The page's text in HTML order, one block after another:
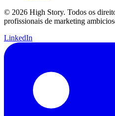
© 2026 High Story. Todos os
profissionais de marketing
LinkedIn